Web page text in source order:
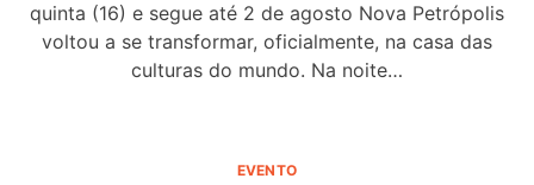
quinta (16) e segue até 2 de agosto Nova Petrópolis
voltou a se transformar, oficialmente, na casa das
culturas do mundo. Na noite…
EVENTO